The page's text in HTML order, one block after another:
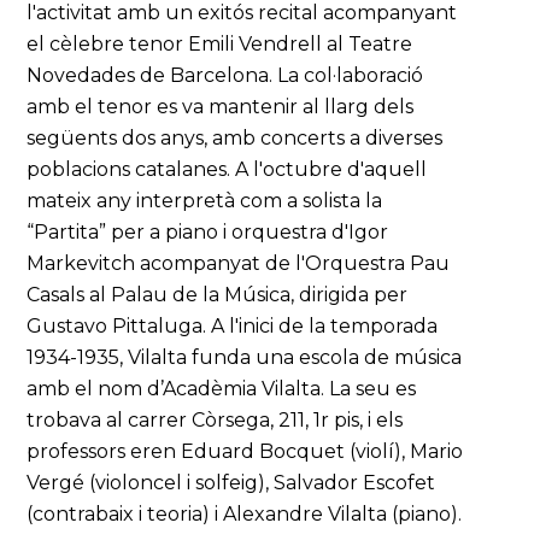
l'activitat amb un exitós recital acompanyant
el cèlebre tenor Emili Vendrell al Teatre
Novedades de Barcelona. La col·laboració
amb el tenor es va mantenir al llarg dels
següents dos anys, amb concerts a diverses
poblacions catalanes. A l'octubre d'aquell
mateix any interpretà com a solista la
“Partita” per a piano i orquestra d'Igor
Markevitch acompanyat de l'Orquestra Pau
Casals al Palau de la Música, dirigida per
Gustavo Pittaluga. A l'inici de la temporada
1934-1935, Vilalta funda una escola de música
amb el nom d’Acadèmia Vilalta. La seu es
trobava al carrer Còrsega, 211, 1r pis, i els
professors eren Eduard Bocquet (violí), Mario
Vergé (violoncel i solfeig), Salvador Escofet
(contrabaix i teoria) i Alexandre Vilalta (piano).